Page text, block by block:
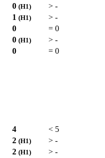
0 (H1) > -
1 (H1) > -
0 = 0
0 (H1) > -
0 = 0
4 < 5
2 (H1) > -
2 (H1) > -